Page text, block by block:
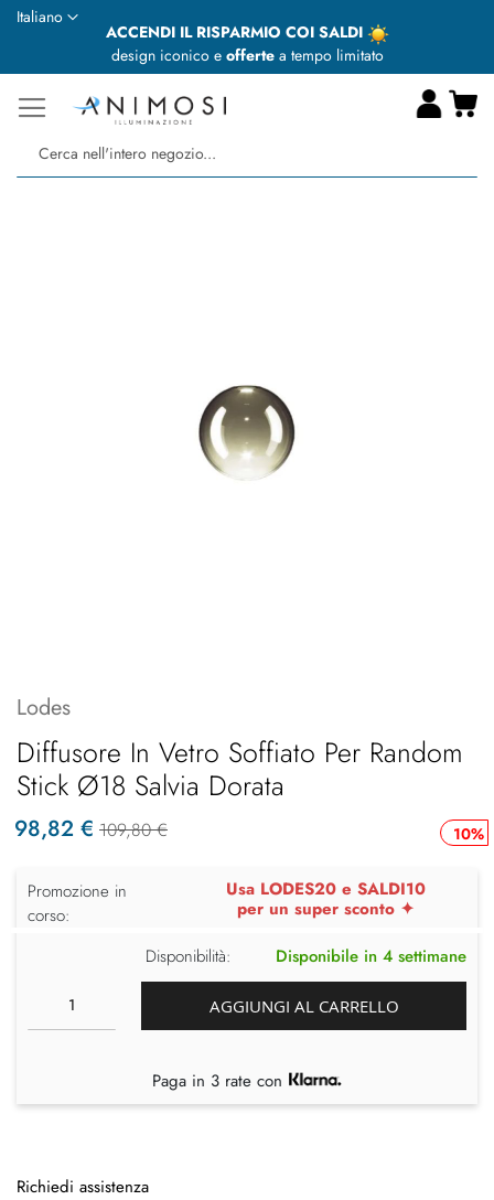
ACCENDI IL RISPARMIO COI SALDI
design iconico e offertea tempo limitato
Lingua
Italiano
Lodes
Diffusore In Vetro Soffiato Per Random
Stick Ø18 Salvia Dorata
10%
98,82 € 109,80 €
Promozione in
corso:
Usa LODES20 e SALDI10
per un super sconto ✦
Disponibilità:
Disponibile in 4 settimane
AGGIUNGI AL CARRELLO
Paga in 3 rate con
Richiedi assistenza